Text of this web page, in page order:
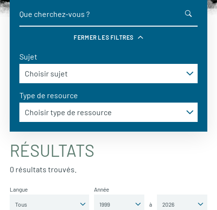
FERMER LES FILTRES
Sujet
Type de resource
RÉSULTATS
0 résultats trouvés.
Langue Année
à